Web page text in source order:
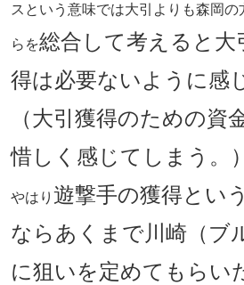
スという意味では大引よりも森岡
らを総合して考えると大
得は必要ないように感
（大引獲得のための資
惜しく感じてしまう。）
やはり 遊撃手の獲得とい
ならあくまで川崎（ブ
に狙いを定めてもらい